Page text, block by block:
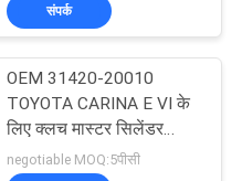
सस्पेंशन
68
संपर्क
OEM 31420-20010
TOYOTA CARINA E VI के
लिए क्लच मास्टर सिलेंडर
(_T19_)
negotiable MOQ:5पीसी